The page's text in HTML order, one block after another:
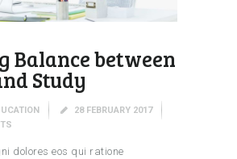
Balance between
Study
28 FEBRUARY 2017
dolores eos qui ratione